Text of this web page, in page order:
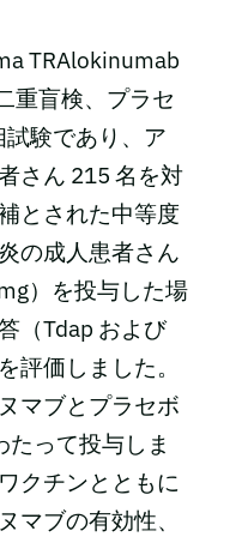
TRAlokinumab
重盲検、プラセ
験であり、ア
さん 215 名を対
とされた中等度
の成人患者さん
）を投与した場
（Tdap および
評価しました。
マブとプラセボ
たって投与しま
クチンとともに
マブの有効性、